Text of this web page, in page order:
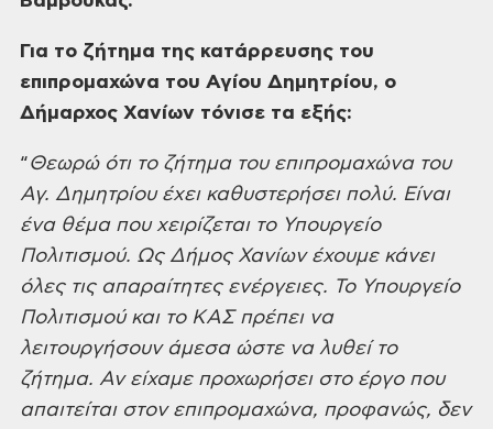
Για το ζήτημα της κατάρρευσης του
επιπρομαχώνα του Αγίου Δημητρίου, ο
Δήμαρχος Χανίων τόνισε τα εξής:
“Θεωρώ ότι τοζήτημα του επιπρομαχώνα του
Αγ. Δημητρίουέχει καθυστερήσει πολύ. Είναι
ένα θέμαπου χειρίζεται το Υπουργείο
Πολιτισμού. Ως Δήμος Χανίων έχουμε κάνει
όλες τιςαπαραίτητες ενέργειες. Το Υπουργείο
Πολιτισμού και το ΚΑΣ πρέπει να
λειτουργήσουν άμεσα ώστε να λυθεί το
ζήτημα. Αν είχαμε προχωρήσει στο έργοπου
απαιτείται στον επιπρομαχώνα, προφανώς, δεν